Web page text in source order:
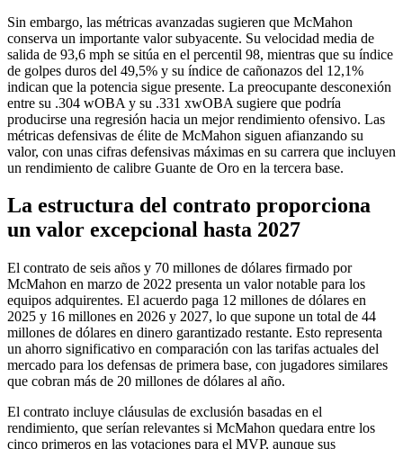
Sin embargo, las métricas avanzadas sugieren que McMahon
conserva un importante valor subyacente. Su velocidad media de
salida de 93,6 mph se sitúa en el percentil 98, mientras que su índice
de golpes duros del 49,5% y su índice de cañonazos del 12,1%
indican que la potencia sigue presente. La preocupante desconexión
entre su .304 wOBA y su .331 xwOBA sugiere que podría
producirse una regresión hacia un mejor rendimiento ofensivo. Las
métricas defensivas de élite de McMahon siguen afianzando su
valor, con unas cifras defensivas máximas en su carrera que incluyen
un rendimiento de calibre Guante de Oro en la tercera base.
La estructura del contrato proporciona
un valor excepcional hasta 2027
El contrato de seis años y 70 millones de dólares firmado por
McMahon en marzo de 2022 presenta un valor notable para los
equipos adquirentes. El acuerdo paga 12 millones de dólares en
2025 y 16 millones en 2026 y 2027, lo que supone un total de 44
millones de dólares en dinero garantizado restante. Esto representa
un ahorro significativo en comparación con las tarifas actuales del
mercado para los defensas de primera base, con jugadores similares
que cobran más de 20 millones de dólares al año.
El contrato incluye cláusulas de exclusión basadas en el
rendimiento, que serían relevantes si McMahon quedara entre los
cinco primeros en las votaciones para el MVP, aunque sus